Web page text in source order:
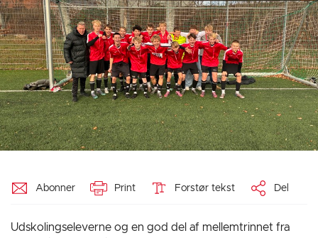
Abonner Print Forstør tekst Del
Udskolingseleverne og en god del af mellemtrinnet fra